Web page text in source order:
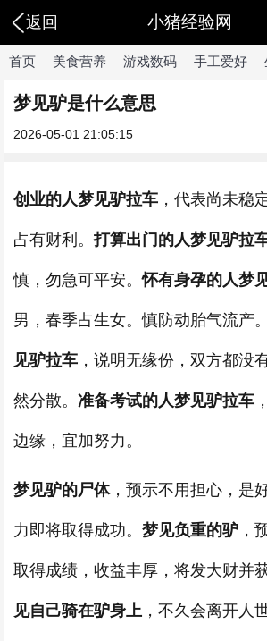
返回 小猪经验网
首页 美食营养 游戏数码 手工爱好
梦见驴是什么意思
2026-05-01 21:05:15
创业的人梦见驴拉车 ，代表尚未稳
占有财利。打算出门的人梦见驴拉
慎，勿急可平安。怀有身孕的人梦
男，春季占生女。慎防动胎气流产。
见驴拉车 ，说明无缘份，双方都没
然分散。 准备考试的人梦见驴拉车
边缘，宜加努力。
梦见驴的尸体，预示不用担心，是
力即将取得成功。 梦见负重的驴 ，
取得成绩，收益丰厚，将发大财并
见自己骑在驴身上 ，不久会离开人世